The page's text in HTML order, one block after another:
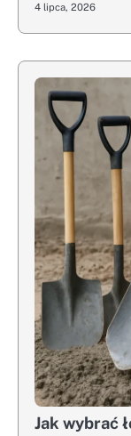
4 lipca, 2026
Jak wybrać